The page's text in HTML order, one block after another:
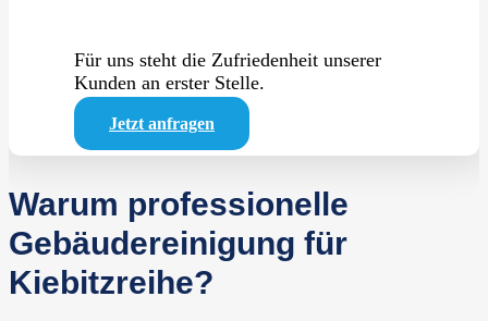
Für uns steht die Zufriedenheit unserer
Kunden an erster Stelle.
Jetzt anfragen
Warum professionelle
Gebäudereinigung für
Kiebitzreihe?